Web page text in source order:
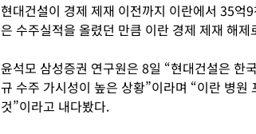
현대건설이 경제 제재 이전까지 이란에서 35억
은 수주실적을 올렸던 만큼 이란 경제 제재 해
윤석모 삼성증권 연구원은 8일 “현대건설은 한
규 수주 가시성이 높은 상황”이라며 “이란 병원
것”이라고 내다봤다.